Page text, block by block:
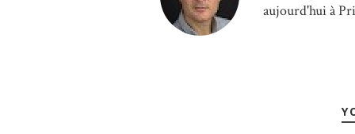
aujourd'hui à